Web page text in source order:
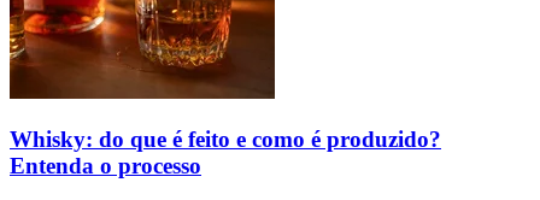
Whisky: do que é feito e como é produzido?
Entenda o processo